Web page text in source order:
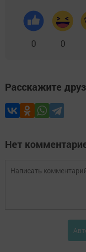
0 0
Расскажите
Нет